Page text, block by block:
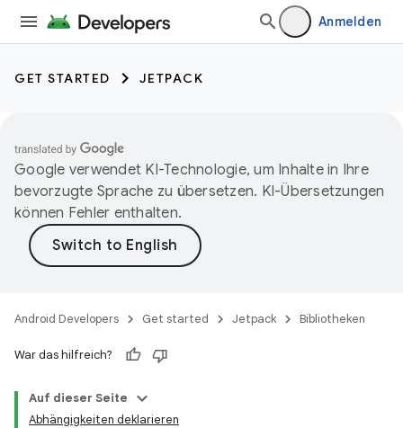
Anmelden
GET STARTED JETPACK
Google verwendet KI-Technologie, um Inhalte in Ihre
bevorzugte Sprache zu übersetzen. KI-Übersetzungen
können Fehler enthalten.
Android Developers Get started Jetpack Bibliotheken
War das hilfreich?
Auf dieser Seite
Abhängigkeiten deklarieren